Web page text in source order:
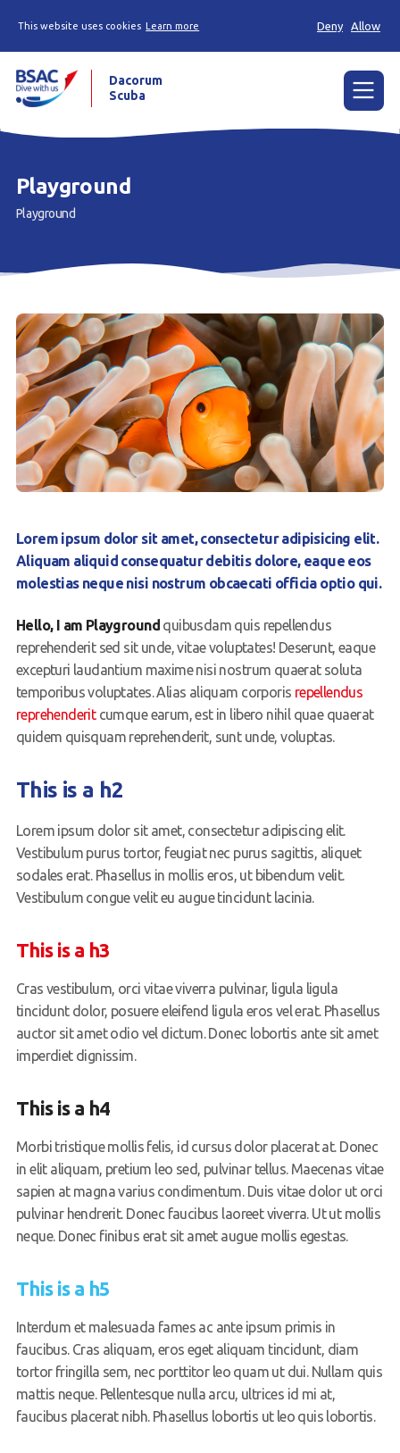
This website uses cookies Learn more Deny Allow
News
Learn to Dive
Already a Diver?
Our Club
Gallery
Contact Us
Request a try dive
Dacorum
Scuba
Playground
Playground
Lorem ipsum dolor sit amet, consectetur adipisicing elit.
Aliquam aliquid consequatur debitis dolore, eaque eos
molestias neque nisi nostrum obcaecati officia optio qui.
Hello, I am Playground quibusdam quis repellendus
reprehenderit sed sit unde, vitae voluptates! Deserunt, eaque
excepturi laudantium maxime nisi nostrum quaerat soluta
temporibus voluptates. Alias aliquam corporis repellendus
reprehenderitcumque earum, est in libero nihil quae quaerat
quidem quisquam reprehenderit, sunt unde, voluptas.
This is a h2
Lorem ipsum dolor sit amet, consectetur adipiscing elit.
Vestibulum purus tortor, feugiat nec purus sagittis, aliquet
sodales erat. Phasellus in mollis eros, ut bibendum velit.
Vestibulum congue velit eu augue tincidunt lacinia.
This is a h3
Cras vestibulum, orci vitae viverra pulvinar, ligula ligula
tincidunt dolor, posuere eleifend ligula eros vel erat. Phasellus
auctor sit amet odio vel dictum. Donec lobortis ante sit amet
imperdiet dignissim.
This is a h4
Morbi tristique mollis felis, id cursus dolor placerat at. Donec
in elit aliquam, pretium leo sed, pulvinar tellus. Maecenas vitae
sapien at magna varius condimentum. Duis vitae dolor ut orci
pulvinar hendrerit. Donec faucibus laoreet viverra. Ut ut mollis
neque. Donec finibus erat sit amet augue mollis egestas.
This is a h5
Interdum et malesuada fames ac ante ipsum primis in
faucibus. Cras aliquam, eros eget aliquam tincidunt, diam
tortor fringilla sem, nec porttitor leo quam ut dui. Nullam quis
mattis neque. Pellentesque nulla arcu, ultrices id mi at,
faucibus placerat nibh. Phasellus lobortis ut leo quis lobortis.